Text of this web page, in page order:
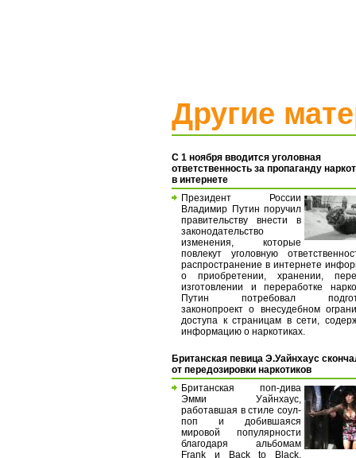
Другие
С 1 ноября вводится уголовная
ответственность за пропаганду
в интернете
Президент России
Владимир Путин поручил
правительству внести в
законодательство
изменения, которые
повлекут уголовную
распространение в интернете
о приобретении, хранении,
изготовлении и переработке
Путин потребовал
законопроект о внесудебном
доступа к страницам в сети,
информацию о наркотиках.
Британская певица Э.Уайнхаус
от передозировки наркотиков
Британская поп-дива
Эмми Уайнхаус,
работавшая в стиле соул-
поп и добившаяся
мировой популярности
благодаря альбомам
Frank и Back to Black,